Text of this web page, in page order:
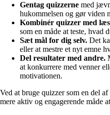
Gentag quizzerne med
hukommelsen og gør viden
Kombinér quizzer med
som en måde at teste, hvad
Sæt mål for dig selv. Det
eller at mestre et nyt emne
Del resultater med andre.
at konkurrere med venner
motivationen.
Ved at bruge quizzer som en del
mere aktiv og engagerende måde